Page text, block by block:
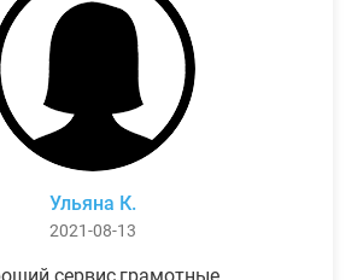
Ульяна К.
2021-08-13